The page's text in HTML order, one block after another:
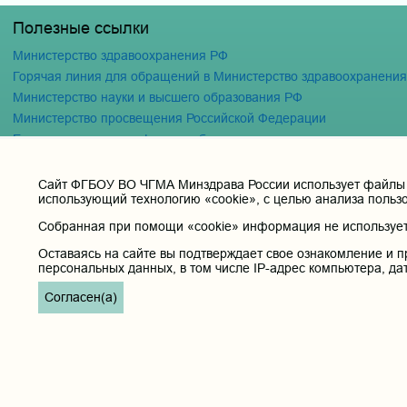
Полезные ссылки
Министерство здравоохранения РФ
Горячая линия для обращений в Министерство
Министерство науки и высшего образования РФ
Министерство просвещения Российской Федерации
Единая коллекция цифровых образовательных ресурсов
Cайт ФГБОУ ВО ЧГМА Минздрава России использует
использующий технологию «cookie», с целью анализа
Собранная при помощи «cookie» информация не
Оставаясь на сайте вы подтверждает свое ознакомление и
персональных данных, в том числе IP-адрес компьютера,
Согласен(а)